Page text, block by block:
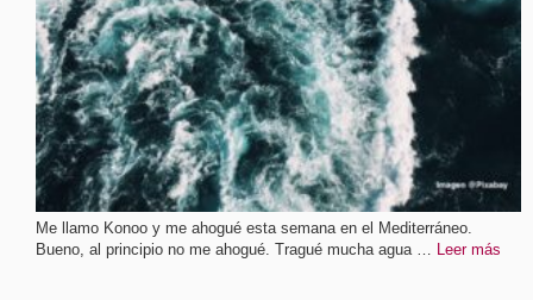
Me llamo Konoo y me ahogué esta semana en el Mediterráneo.
Bueno, al principio no me ahogué. Tragué mucha agua … Leer más